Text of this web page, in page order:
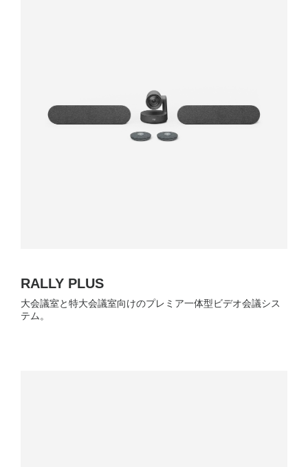
RALLY PLUS
大会議室と特大会議室向けのプレミア一体型ビデオ会議シス
テム。